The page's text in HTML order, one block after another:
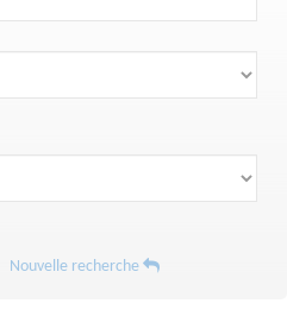
Nouvelle recherche